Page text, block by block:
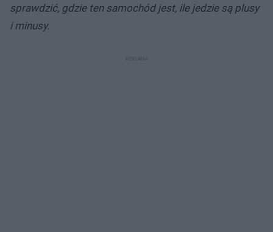
sprawdzić, gdzie ten samochód jest, ile jedzie są plusy
i minusy.